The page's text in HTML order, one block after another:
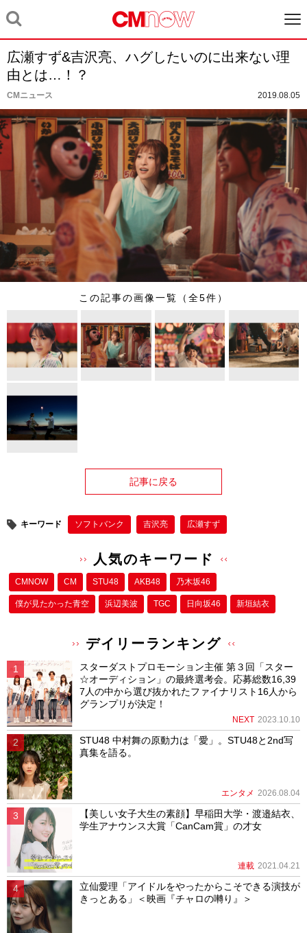
広瀬すず&吉沢亮、ハグしたいのに出来ない理
由とは…！？
CMニュース 2019.08.05
この記事の画像一覧（全5件）
記事に戻る
キーワード ソフトバンク 吉沢亮 広瀬すず
人気のキーワード
CMNOW CM STU48 AKB48 乃木坂46
僕が⾒たかった⻘空 浜辺美波 TGC 日向坂46 新垣結衣
デイリーランキング
スターダストプロモーション主催 第３回「スター
☆オーディション」の最終選考会。応募総数16,39
7人の中から選び抜かれたファイナリスト16人から
グランプリが決定！
NEXT 2023.10.10
STU48 中村舞の原動力は「愛」。STU48と2nd写
真集を語る。
エンタメ 2026.08.04
【美しい女子大生の素顔】早稲田大学・渡邉結衣、
学生アナウンス大賞「CanCam賞」の才女
連載 2021.04.21
立仙愛理「アイドルをやったからこそできる演技が
きっとある」＜映画『チャロの囀り』＞